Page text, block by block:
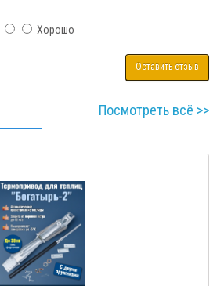
Хорошо
Оставить отзыв
Посмотреть всё >>